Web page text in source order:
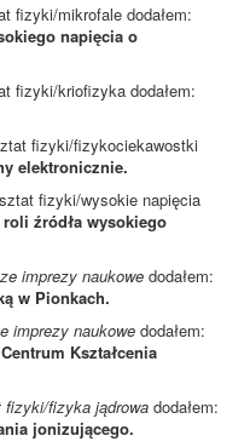
fizyki/mikrofale dodałem:
napięcia o
fizyki/kriofizyka dodałem:
fizyki/fizykociekawostki
elektronicznie.
fizyki/wysokie napięcia
źródła wysokiego
imprezy naukowe dodałem:
w Pionkach.
imprezy naukowe dodałem:
Kształcenia
fizyki/fizyka jądrowa dodałem:
jonizującego.